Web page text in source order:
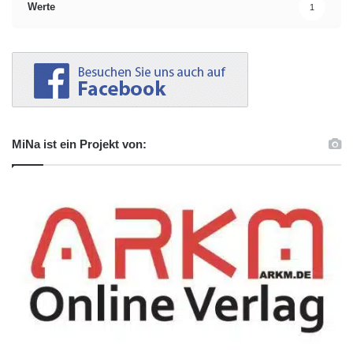
Werte 1
MiNa ist ein Projekt von: